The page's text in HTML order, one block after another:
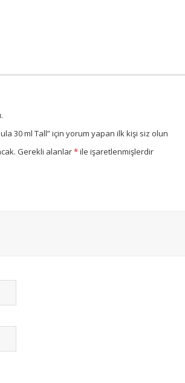
30 ml Tall” için yorum yapan ilk kişi siz olun
Gerekli alanlar*ile işaretlenmişlerdir